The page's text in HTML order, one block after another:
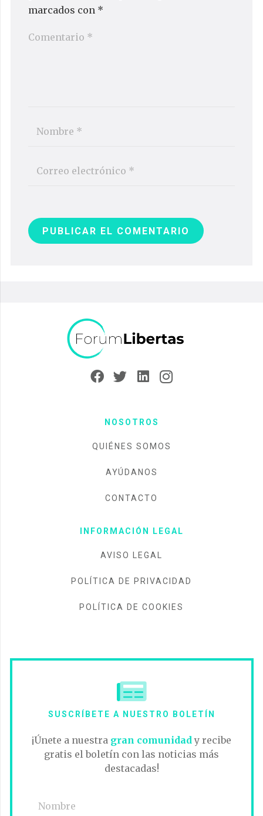
marcados con *
PUBLICAR EL COMENTARIO
NOSOTROS
QUIÉNES SOMOS
AYÚDANOS
CONTACTO
INFORMACIÓN LEGAL
AVISO LEGAL
POLÍTICA DE PRIVACIDAD
POLÍTICA DE COOKIES
SUSCRÍBETE A NUESTRO BOLETÍN
¡Únete a nuestra gran comunidad y recibe
gratis el boletín con las noticias más
destacadas!